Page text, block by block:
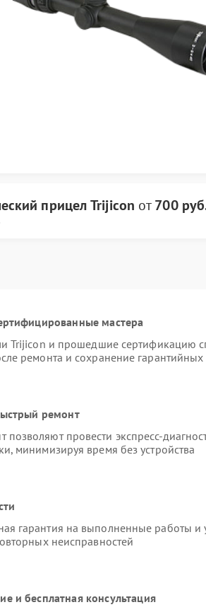
прицел Trijicon от700
мастера
Trijicon и прошедшие сертификацию
ремонта и сохранение гарантийных
ремонт
провести экспресс-
минимизируя время без устройства
гарантия на выполненные работы и
неисправностей
и бесплатная консультация